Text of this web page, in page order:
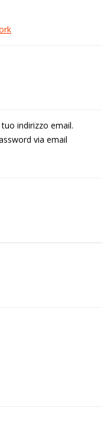
indirizzo email.
via email